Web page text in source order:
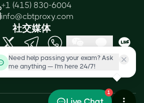
+1 (415) 830-6004
info@cbtproxy.com
社交媒体
Need help passing your exam? Ask
me anything — I'm here 24/7!
1